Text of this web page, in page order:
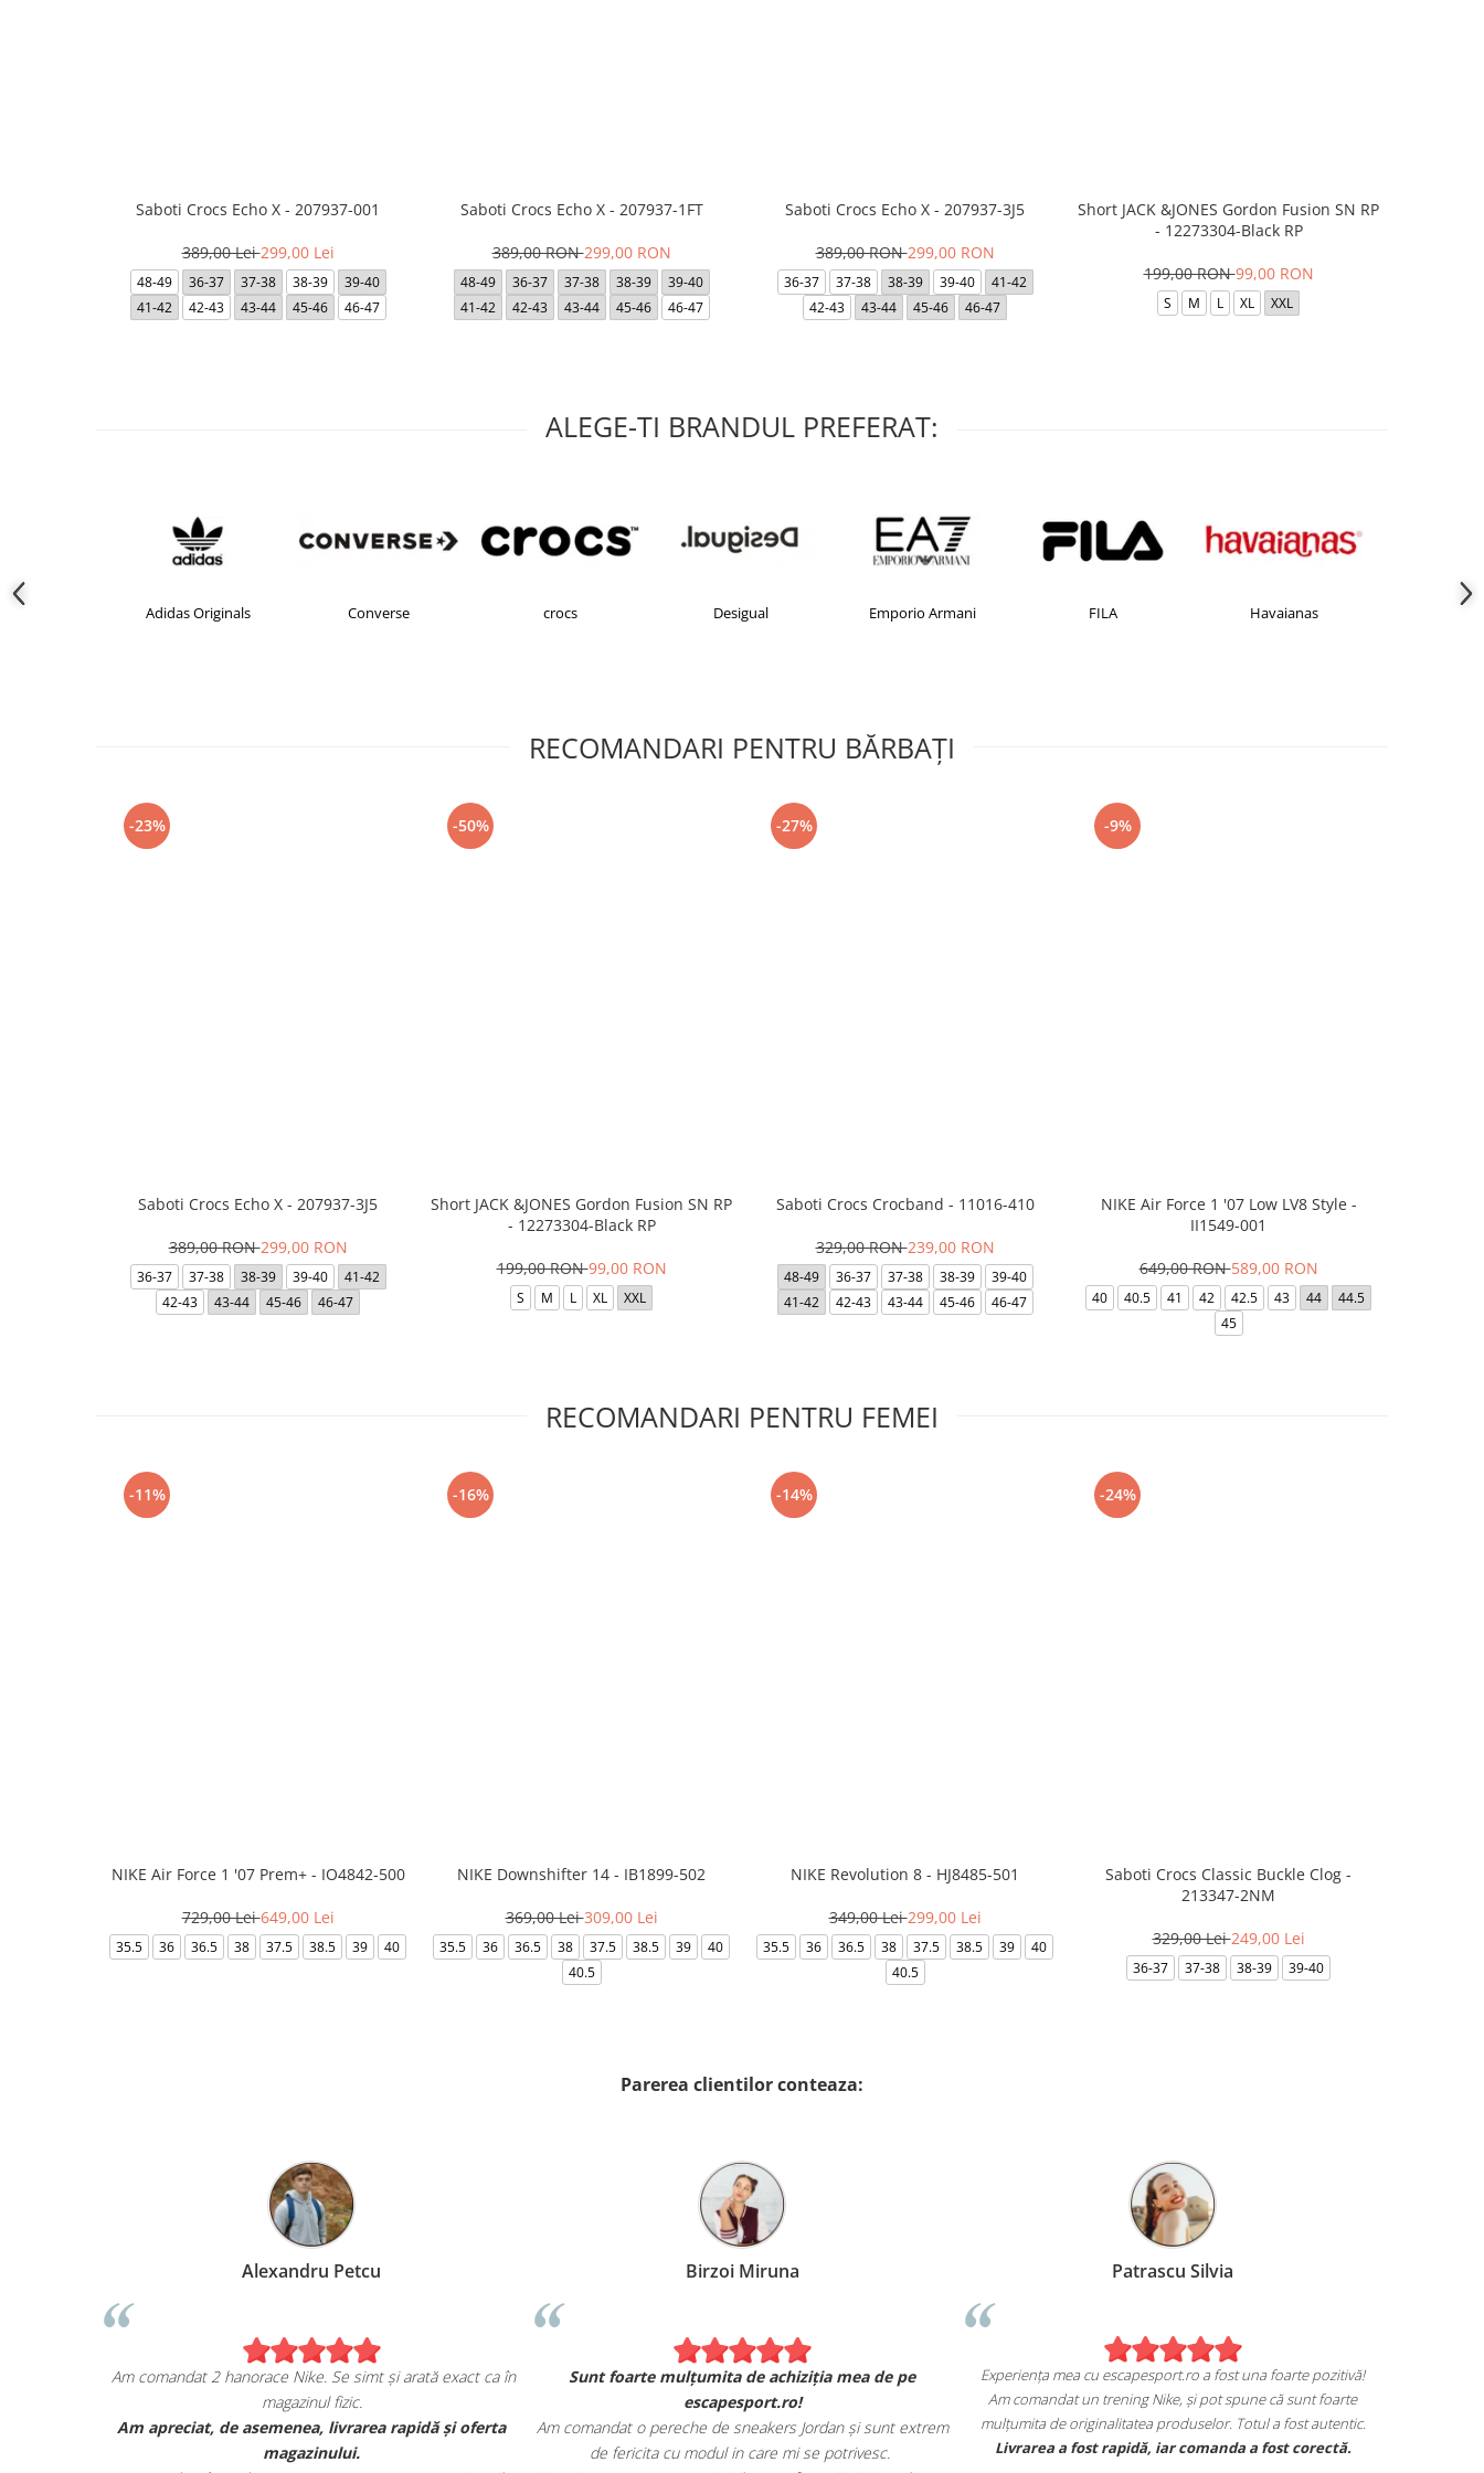
Saboti Crocs Echo X - 207937-001
389,00 Lei299,00 Lei
48-49 36-37 37-38 38-39
39-40
41-42
42-43 43-44 45-46 46-47
Saboti Crocs Echo X - 207937-1FT
389,00 RON299,00 RON
48-49 36-37 37-38 38-39
39-40
41-42
42-43 43-44 45-46 46-47
Saboti Crocs Echo X - 207937-3J5
389,00 RON299,00 RON
36-37 37-38 38-39 39-40
41-42
42-43
43-44 45-46 46-47
Short JACK &JONES Gordon Fusion SN RP
- 12273304-Black RP
199,00 RON99,00 RON
S M L XL XXL
ALEGE-TI BRANDUL PREFERAT:
Adidas Originals Converse crocs Desigual Emporio Armani FILA Havaianas
RECOMANDARI PENTRU BĂRBAŢI
-23%
Saboti Crocs Echo X - 207937-3J5
389,00 RON299,00 RON
36-37 37-38 38-39 39-40
41-42
42-43
43-44 45-46 46-47
-50%
Short JACK &JONES Gordon Fusion SN RP
- 12273304-Black RP
199,00 RON99,00 RON
S M L XL XXL
-27%
Saboti Crocs Crocband - 11016-410
329,00 RON239,00 RON
48-49 36-37 37-38 38-39
39-40
41-42
42-43 43-44 45-46 46-47
-9%
NIKE Air Force 1 '07 Low LV8 Style -
II1549-001
649,00 RON589,00 RON
40 40.5 41 42 42.5 43 44
44.5
45
RECOMANDARI PENTRU FEMEI
-11%
NIKE Air Force 1 '07 Prem+ - IO4842-500
729,00 Lei649,00 Lei
35.5 36 36.5 38 37.5 38.5 39 40
-16%
NIKE Downshifter 14 - IB1899-502
369,00 Lei309,00 Lei
35.5 36 36.5 38 37.5 38.5 39
40
40.5
-14%
NIKE Revolution 8 - HJ8485-501
349,00 Lei299,00 Lei
35.5 36 36.5 38 37.5 38.5 39
40
40.5
-24%
Saboti Crocs Classic Buckle Clog -
213347-2NM
329,00 Lei249,00 Lei
36-37 37-38 38-39 39-40
Parerea clientilor conteaza:
Alexandru Petcu
Am comandat 2 hanorace Nike. Se simt și arată exact ca în
magazinul fizic.
Am apreciat, de asemenea, livrarea rapidă și oferta
magazinului.
Birzoi Miruna
Sunt foarte mulțumita de achiziția mea de pe
escapesport.ro!
Am comandat o pereche de sneakers Jordan și sunt extrem
de fericita cu modul in care mi se potrivesc.
Patrascu Silvia
Experiența mea cu escapesport.ro a fost una foarte pozitivă!
Am comandat un trening Nike, și pot spune că sunt foarte
mulțumita de originalitatea produselor. Totul a fost autentic.
Livrarea a fost rapidă, iar comanda a fost corectă.